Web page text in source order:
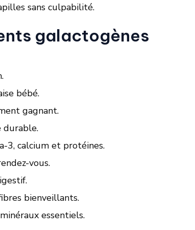
sans culpabilité.
galactogènes
bébé.
gagnant.
durable.
3, calcium et protéines.
vous.
bienveillants.
essentiels.